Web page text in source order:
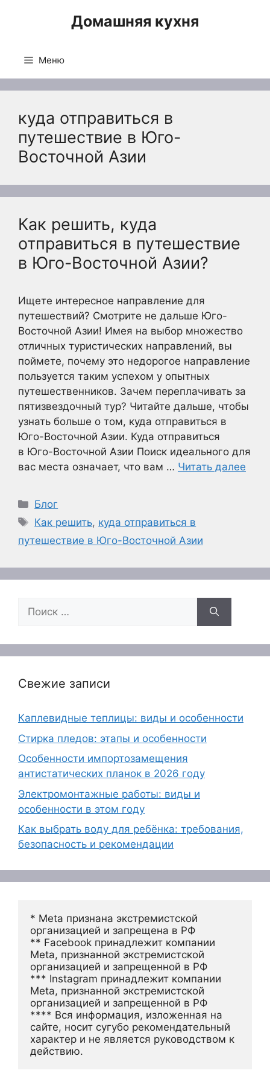
Домашняя кухня
Меню
куда отправиться в
путешествие в Юго-
Восточной Азии
Как решить, куда
отправиться в путешествие
в Юго-Восточной Азии?
Ищете интересное направление для
путешествий? Смотрите не дальше Юго-
Восточной Азии! Имея на выбор множество
отличных туристических направлений, вы
поймете, почему это недорогое направление
пользуется таким успехом у опытных
путешественников. Зачем переплачивать за
пятизвездочный тур? Читайте дальше, чтобы
узнать больше о том, куда отправиться в
Юго-Восточной Азии. Куда отправиться
в Юго-Восточной Азии Поиск идеального для
вас места означает, что вам … Читать далее
Рубрики
Блог
Метки
Как решить, куда отправиться в
путешествие в Юго-Восточной Азии
Поиск:
Свежие записи
Каплевидные теплицы: виды и особенности
Стирка пледов: этапы и особенности
Особенности импортозамещения
антистатических планок в 2026 году
Электромонтажные работы: виды и
особенности в этом году
Как выбрать воду для ребёнка: требования,
безопасность и рекомендации
* Meta признана экстремистской
организацией и запрещена в РФ
** Facebook принадлежит компании
Meta, признанной экстремистской
организацией и запрещенной в РФ
*** Instagram принадлежит компании
Meta, признанной экстремистской
организацией и запрещенной в РФ
**** Вся информация, изложенная на
сайте, носит сугубо рекомендательный
характер и не является руководством к
действию.